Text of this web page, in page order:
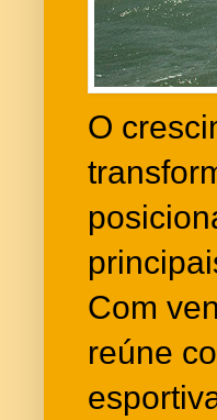
O
Com
reúne